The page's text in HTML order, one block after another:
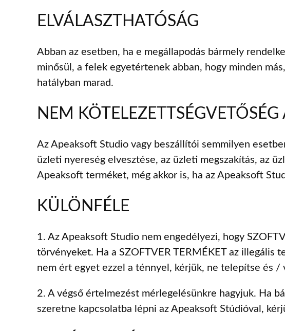
ELVÁLASZTHATÓSÁG
Abban az esetben, ha e megállapodás bármely
minősül, a felek egyetértenek abban, hogy minden
hatályban marad.
NEM
Az Apeaksoft Studio vagy beszállítói semmilyen
üzleti nyereség elvesztése, az üzleti megszakítás, az
Apeaksoft terméket, még akkor is, ha az Apeaksoft
KÜLÖNFÉLE
1. Az Apeaksoft Studio nem engedélyezi, hogy
törvényeket. Ha a SZOFTVER TERMÉKET az illegális
nem ért egyet ezzel a ténnyel, kérjük, ne telepítse és /
2. A végső értelmezést mérlegelésünkre hagyjuk. Ha
szeretne kapcsolatba lépni az Apeaksoft Stúdióval,